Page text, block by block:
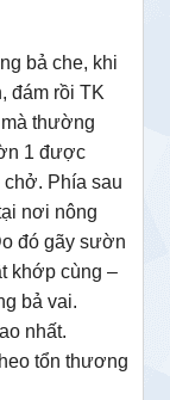
bả che, khi
đám rồi TK
thường
1 được
Phía sau
nơi nông
đó gãy sườn
khớp cùng –
bả vai.
nhất.
tổn thương